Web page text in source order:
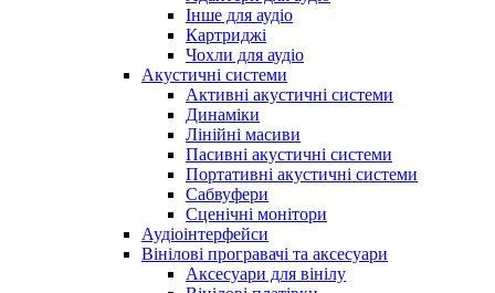
Інше для аудіо
Картриджі
Чохли для аудіо
Акустичні системи
Активні акустичні системи
Динаміки
Лінійні масиви
Пасивні акустичні системи
Портативні акустичні системи
Сабвуфери
Сценічні монітори
Аудіоінтерфейси
Вінілові програвачі та аксесуари
Аксесуари для вінілу